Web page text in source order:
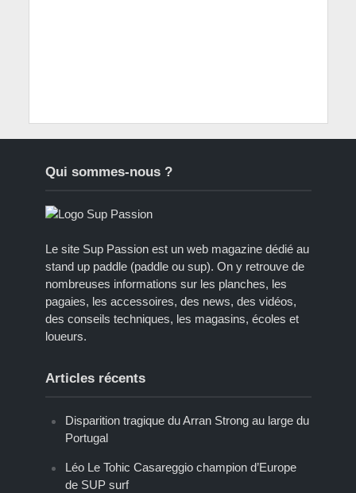
Qui sommes-nous ?
Le site Sup Passion est un web magazine dédié au
stand up paddle (paddle ou sup). On y retrouve de
nombreuses informations sur les planches, les
pagaies, les accessoires, des news, des vidéos,
des conseils techniques, les magasins, écoles et
loueurs.
Articles récents
Disparition tragique du Arran Strong au large du
Portugal
Léo Le Tohic Casareggio champion d’Europe
de SUP surf